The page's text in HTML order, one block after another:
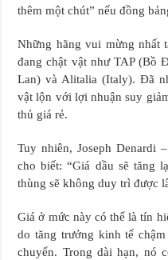
thêm một chút” nếu đồng
Những hãng vui mừng nhất
đang chật vật như TAP (Bồ
Lan) và Alitalia (Italy). Đã
vật lộn với lợi nhuận suy
thủ giá rẻ.
Tuy nhiên, Joseph Denardi
cho biết: “Giá dầu sẽ tăng
thùng sẽ không duy trì được
Giá ở mức này có thể là tín
do tăng trưởng kinh tế
chuyển. Trong dài hạn, nó